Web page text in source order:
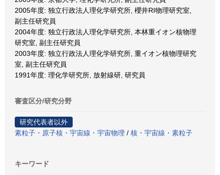
2005年度: 独立行政法人理化学研究所, 櫻井RI物理研究室,
副主任研究員
2004年度: 独立行政法人理化学研究所, 本林重イオン核物理
研究室, 副主任研究員
2003年度: 独立行政法人理化学研究所, 重イオン核物理研究
室, 副主任研究員
1991年度: 理化学研究所, 放射線研, 研究員
審査区分/研究分野
研究代表者以外
素粒子・原子核・宇宙線・宇宙物理 / 核・宇宙線・素粒子
キーワード